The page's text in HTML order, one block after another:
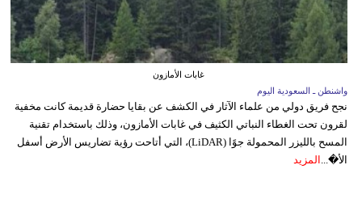
غابات الأمازون
واشنطن ـ السعودية اليوم
نجح فريق دولي من علماء الآثار في الكشف عن بقايا حضارة قديمة كانت مخفية
لقرون تحت الغطاء النباتي الكثيف في غابات الأمازون، وذلك باستخدام تقنية
المسح بالليزر المحمولة جوًا (LiDAR)، التي أتاحت رؤية تضاريس الأرض أسفل
الأ�... المزيد